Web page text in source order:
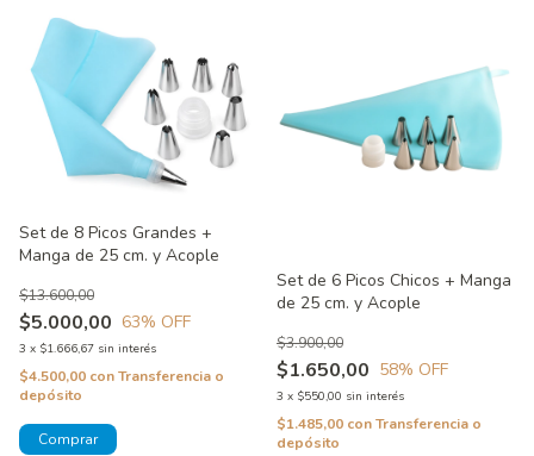
Set de 8 Picos Grandes +
Manga de 25 cm. y Acople
$5.000,00
$13.600,00
63% OFF
3 x $1.666,67 sin interés
$4.500,00 conTransferencia o
depósito
Set de 6 Picos Chicos + Manga
de 25 cm. y Acople
$1.650,00
$3.900,00
58% OFF
3 x $550,00 sin interés
$1.485,00 conTransferencia o
depósito